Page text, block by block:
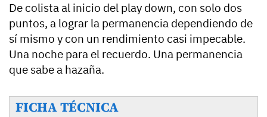
De colista al inicio del play down, con solo dos
puntos, a lograr la permanencia dependiendo de
sí mismo y con un rendimiento casi impecable.
Una noche para el recuerdo. Una permanencia
que sabe a hazaña.
FICHA TÉCNICA